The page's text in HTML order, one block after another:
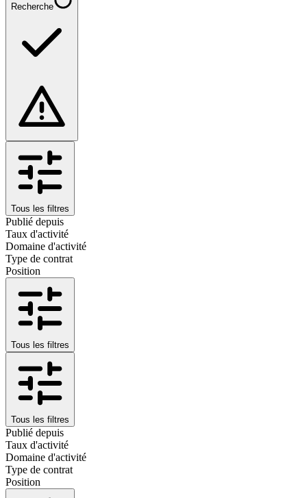
Recherche
Tous les filtres
Publié depuis
Taux d'activité
Domaine d'activité
Type de contrat
Position
Tous les filtres
Tous les filtres
Publié depuis
Taux d'activité
Domaine d'activité
Type de contrat
Position